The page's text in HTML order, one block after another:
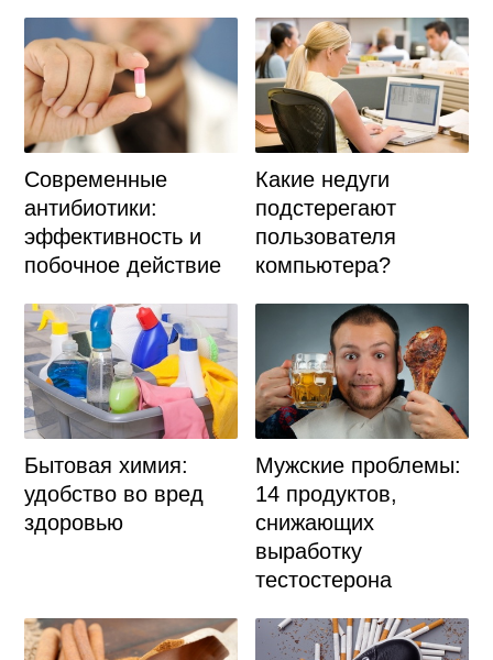
Современные
антибиотики:
эффективность и
побочное действие
Какие недуги
подстерегают
пользователя
компьютера?
Бытовая химия:
удобство во вред
здоровью
Мужские проблемы:
14 продуктов,
снижающих
выработку
тестостерона